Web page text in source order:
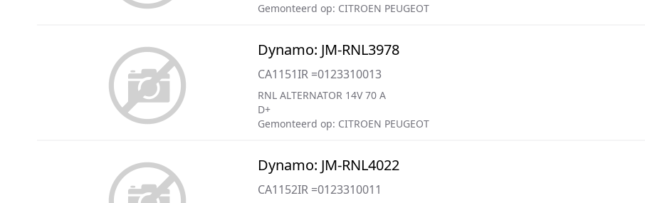
Gemonteerd op: CITROEN PEUGEOT
Dynamo: JM-RNL3978
CA1151IR =0123310013
RNL ALTERNATOR 14V 70 A
D+
Gemonteerd op: CITROEN PEUGEOT
Dynamo: JM-RNL4022
CA1152IR =0123310011